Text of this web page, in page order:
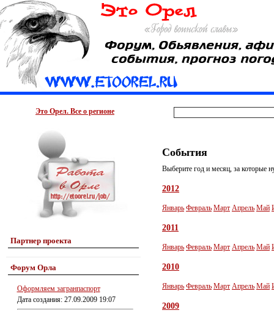
Это Орел. Все о регионе
Партнер проекта
Форум Орла
Оформляем загранпаспорт
Дата создания: 27.09.2009 19:07
События
Выберите год и месяц, за которые
2012
Январь Февраль Март Апрель Май
2011
Январь Февраль Март Апрель Май
2010
Январь Февраль Март Апрель Май
2009